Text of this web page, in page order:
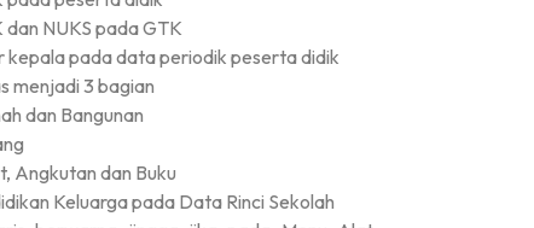
NUKS pada GTK
kepala pada data periodik peserta didik
menjadi 3 bagian
dan Bangunan
Angkutan dan Buku
Keluarga pada Data Rinci Sekolah